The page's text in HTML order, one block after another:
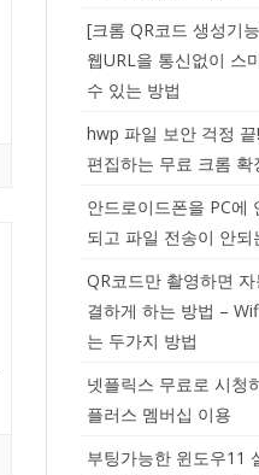
[크롬 QR코드 생성기
웹URL을 통신없이 스
수 있는 방법
hwp 파일 보안 걱정
편집하는 무료 크롬
안드로이드폰을 PC에
되고 파일 전송이 안되
QR코드만 촬영하면
결하게 하는 방법 –
는 두가지 방법
넷플릭스 무료로 시청
플러스 멤버십 이용
부팅가능한 윈도우11